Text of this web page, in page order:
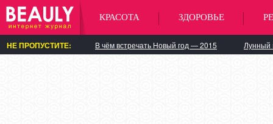
КРАСОТА ЗДОРОВЬЕ
НЕ ПРОПУСТИТЕ: В чём встречать Новый год — 2015 Лунный